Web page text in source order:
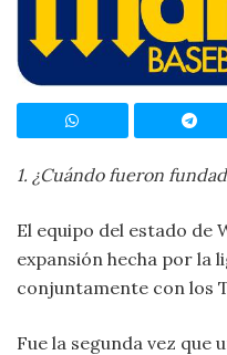
1. ¿Cuándo fueron
El equipo del estado de
expansión hecha por la
conjuntamente con los
Fue la segunda vez que